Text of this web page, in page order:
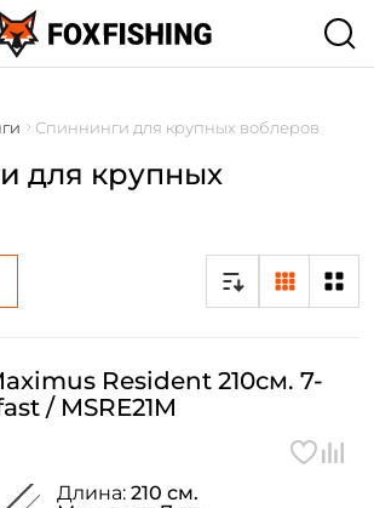
Спиннинги для крупных воблеров
для крупных
Resident 210см. 7-
/ MSRE21M
Длина: 210 см.